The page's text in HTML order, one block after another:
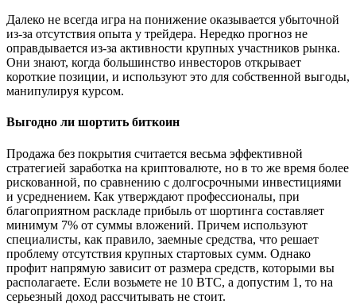
Далеко не всегда игра на понижение оказывается убыточной
из-за отсутствия опыта у трейдера. Нередко прогноз не
оправдывается из-за активности крупных участников рынка.
Они знают, когда большинство инвесторов открывает
короткие позиции, и используют это для собственной выгоды,
манипулируя курсом.
Выгодно ли шортить биткоин
Продажа без покрытия считается весьма эффективной
стратегией заработка на криптовалюте, но в то же время более
рискованной, по сравнению с долгосрочными инвестициями
и усреднением. Как утверждают профессионалы, при
благоприятном раскладе прибыль от шортинга составляет
минимум 7% от суммы вложений. Причем используют
специалисты, как правило, заемные средства, что решает
проблему отсутствия крупных стартовых сумм. Однако
профит напрямую зависит от размера средств, которыми вы
располагаете. Если возьмете не 10 BTC, а допустим 1, то на
серьезный доход рассчитывать не стоит.